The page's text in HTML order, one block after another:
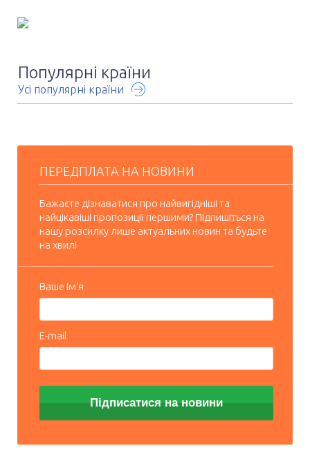
Популярні країни
Усі популярні країни
ПЕРЕДПЛАТА НА НОВИНИ
Бажаєте дізнаватися про найвигідніші та
найцікавіші пропозиції першими? Підпишіться на
нашу розсилку лише актуальних новин та будьте
на хвилі
Ваше Ім'я
E-mail